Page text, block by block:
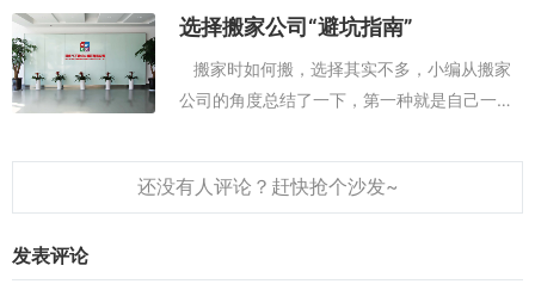
地址，在搬迁的时候，有很多风水是需要注意
的。本期就带你一起去了解一下办公室搬迁
有...
选择搬家公司“避坑指南”
搬家时如何搬，选择其实不多，小编从搬家
公司的角度总结了一下，第一种就是自己一个
合预算不多但时间及体力充足的朋友，如果不
经常锻炼身体的朋...
发表评论